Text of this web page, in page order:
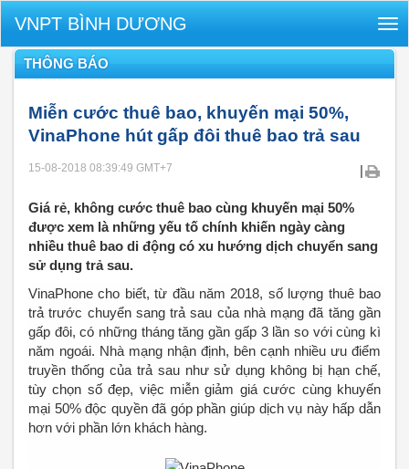
VNPT BÌNH DƯƠNG
THÔNG BÁO
Miễn cước thuê bao, khuyến mại 50%,
VinaPhone hút gấp đôi thuê bao trả sau
15-08-2018 08:39:49 GMT+7 |
Giá rẻ, không cước thuê bao cùng khuyến mại 50%
được xem là những yếu tố chính khiến ngày càng
nhiều thuê bao di động có xu hướng dịch chuyển sang
sử dụng trả sau.
VinaPhone cho biết, từ đầu năm 2018, số lượng thuê bao
trả trước chuyển sang trả sau của nhà mạng đã tăng gần
gấp đôi, có những tháng tăng gần gấp 3 lần so với cùng kì
năm ngoái. Nhà mạng nhận định, bên cạnh nhiều ưu điểm
truyền thống của trả sau như sử dụng không bị hạn chế,
tùy chọn số đẹp, việc miễn giảm giá cước cùng khuyến
mại 50% độc quyền đã góp phần giúp dịch vụ này hấp dẫn
hơn với phần lớn khách hàng.